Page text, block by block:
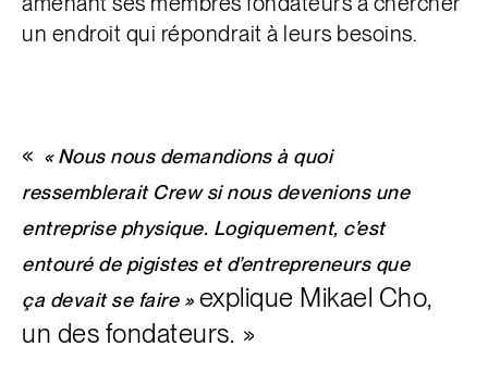
un endroit qui répondrait à leurs besoins.
« Nous nous demandions à quoi
ressemblerait Crew si nous devenions une
entreprise physique. Logiquement, c’est
entouré de pigistes et d’entrepreneurs que
ça devait se faire »explique Mikael Cho,
un des fondateurs.